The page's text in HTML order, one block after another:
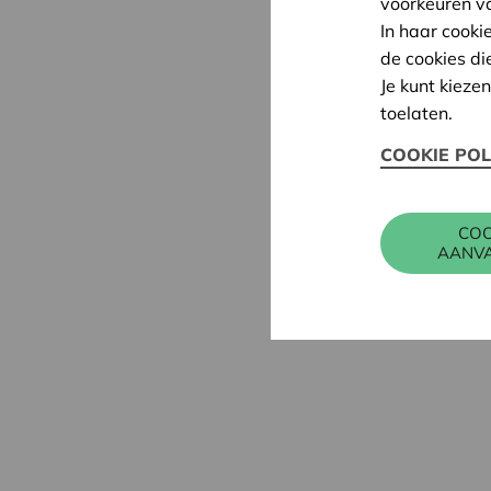
In haar
de cookies
Je kunt
toelaten.
COOKIE